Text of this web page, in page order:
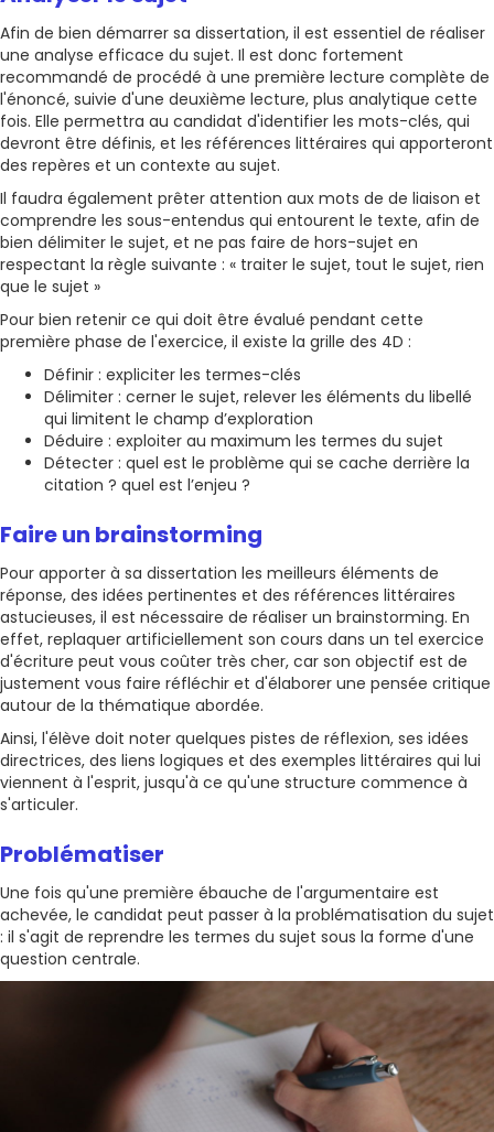
Afin de bien démarrer sa dissertation, il est essentiel de réaliser
une analyse efficace du sujet. Il est donc fortement
recommandé de procédé à une première lecture complète de
l'énoncé, suivie d'une deuxième lecture, plus analytique cette
fois. Elle permettra au candidat d'identifier les mots-clés, qui
devront être définis, et les références littéraires qui apporteront
des repères et un contexte au sujet.
Il faudra également prêter attention aux mots de de liaison et
comprendre les sous-entendus qui entourent le texte, afin de
bien délimiter le sujet, et ne pas faire de hors-sujet en
respectant la règle suivante : « traiter le sujet, tout le sujet, rien
que le sujet »
Pour bien retenir ce qui doit être évalué pendant cette
première phase de l'exercice, il existe la grille des 4D :
Définir : expliciter les termes-clés
Délimiter : cerner le sujet, relever les éléments du libellé
qui limitent le champ d’exploration
Déduire : exploiter au maximum les termes du sujet
Détecter : quel est le problème qui se cache derrière la
citation ? quel est l’enjeu ?
Faire un brainstorming
Pour apporter à sa dissertation les meilleurs éléments de
réponse, des idées pertinentes et des références littéraires
astucieuses, il est nécessaire de réaliser un brainstorming. En
effet, replaquer artificiellement son cours dans un tel exercice
d'écriture peut vous coûter très cher, car son objectif est de
justement vous faire réfléchir et d'élaborer une pensée critique
autour de la thématique abordée.
Ainsi, l'élève doit noter quelques pistes de réflexion, ses idées
directrices, des liens logiques et des exemples littéraires qui lui
viennent à l'esprit, jusqu'à ce qu'une structure commence à
s'articuler.
Problématiser
Une fois qu'une première ébauche de l'argumentaire est
achevée, le candidat peut passer à la problématisation du sujet
: il s'agit de reprendre les termes du sujet sous la forme d'une
question centrale.